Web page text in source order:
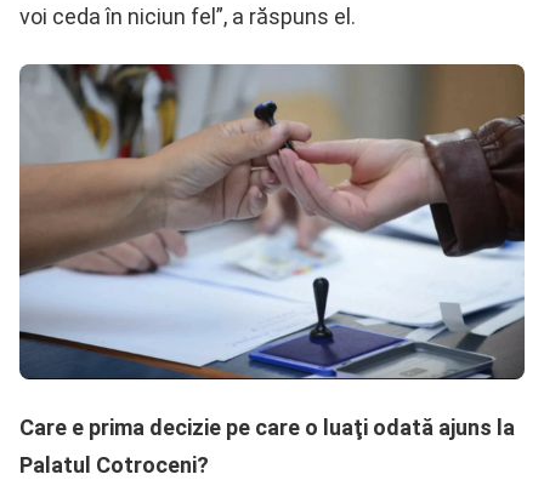
voi ceda în niciun fel”, a răspuns el.
Care e prima decizie pe care o luaţi odată ajuns la
Palatul Cotroceni?